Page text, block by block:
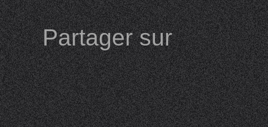
Partager sur